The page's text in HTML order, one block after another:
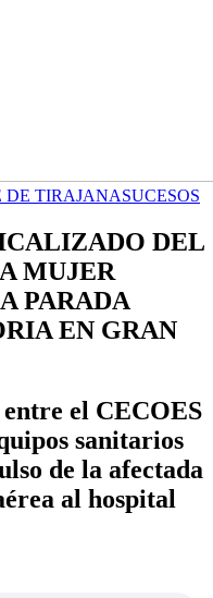
DE TIRAJANASUCESOS
DEL
MUJER
PARADA
EN GRAN
el CECOES
sanitarios
de la afectada
al hospital